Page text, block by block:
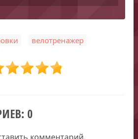
велотренажер
0